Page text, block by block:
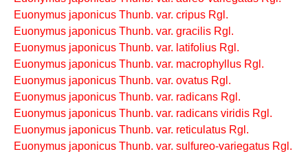
Euonymus japonicus Thunb. var. cripus Rgl.
Euonymus japonicus Thunb. var. gracilis Rgl.
Euonymus japonicus Thunb. var. latifolius Rgl.
Euonymus japonicus Thunb. var. macrophyllus Rgl.
Euonymus japonicus Thunb. var. ovatus Rgl.
Euonymus japonicus Thunb. var. radicans Rgl.
Euonymus japonicus Thunb. var. radicans viridis Rgl.
Euonymus japonicus Thunb. var. reticulatus Rgl.
Euonymus japonicus Thunb. var. sulfureo-variegatus Rgl.